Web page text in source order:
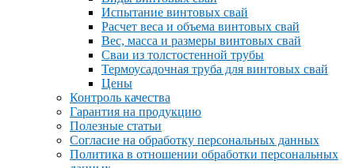
Испытание винтовых свай
Расчет веса и объема винтовых свай
Вес, масса и размеры винтовых свай
Сваи из толстостенной трубы
Термоусадочная труба для винтовых свай
Цены
Контроль качества
Гарантия на продукцию
Полезные статьи
Согласие на обработку персональных данных
Политика в отношении обработки персональных